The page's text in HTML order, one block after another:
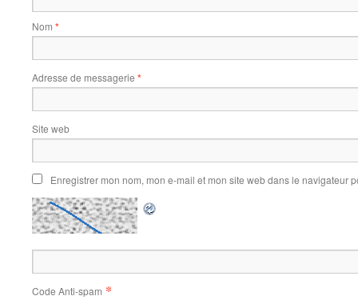
Nom *
Adresse de messagerie *
Site web
Enregistrer mon nom, mon e-mail et mon site web dans le navigateur
Code Anti-spam *